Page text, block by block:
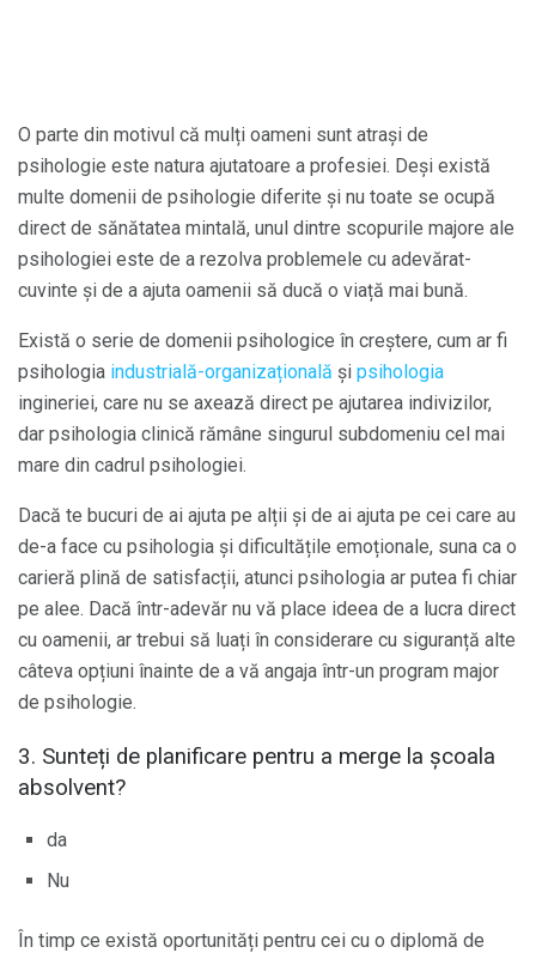
O parte din motivul că mulți oameni sunt atrași de
psihologie este natura ajutatoare a profesiei. Deși există
multe domenii de psihologie diferite și nu toate se ocupă
direct de sănătatea mintală, unul dintre scopurile majore ale
psihologiei este de a rezolva problemele cu adevărat-
cuvinte și de a ajuta oamenii să ducă o viață mai bună.
Există o serie de domenii psihologice în creștere, cum ar fi
psihologia industrială-organizațională și psihologia
ingineriei, care nu se axează direct pe ajutarea indivizilor,
dar psihologia clinică rămâne singurul subdomeniu cel mai
mare din cadrul psihologiei.
Dacă te bucuri de ai ajuta pe alții și de ai ajuta pe cei care au
de-a face cu psihologia și dificultățile emoționale, suna ca o
carieră plină de satisfacții, atunci psihologia ar putea fi chiar
pe alee. Dacă într-adevăr nu vă place ideea de a lucra direct
cu oamenii, ar trebui să luați în considerare cu siguranță alte
câteva opțiuni înainte de a vă angaja într-un program major
de psihologie.
3. Sunteți de planificare pentru a merge la școala
absolvent?
da
Nu
În timp ce există oportunități pentru cei cu o diplomă de